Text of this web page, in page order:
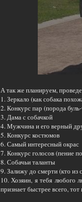
А так же планируем,
1. Зеркало (как собака
2. Конкурс пар (порода
3. Дама с собачкой
4. Мужчина и его верный
5. Конкурс костюмов
6. Самый интересный окрас
7. Конкурс голосов (пение
8. Собачьи таланты
9. Залижу до смерти (кто из
10. Хозяин, я тебя любого
признает быстрее всего,